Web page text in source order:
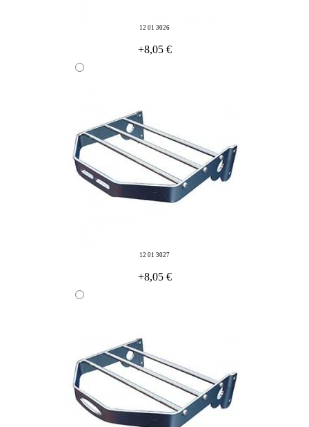
12 01 3026
+8,05 €
12 01 3027
+8,05 €